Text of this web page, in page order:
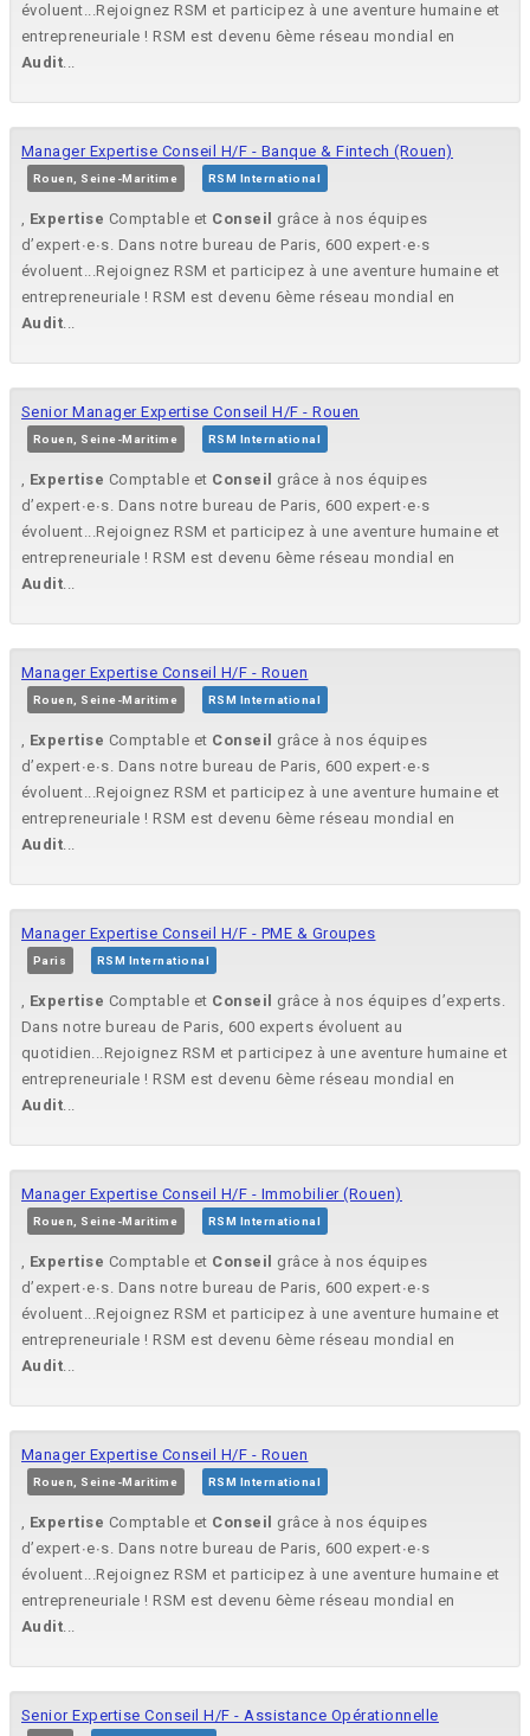
évoluent...Rejoignez RSM et participez à une aventure humaine et
entrepreneuriale ! RSM est devenu 6ème réseau mondial en
Audit...
Manager Expertise Conseil H/F - Banque & Fintech (Rouen)
Rouen, Seine-Maritime RSM International
, Expertise Comptable et Conseil
grâce à nos équipes
d’expert∙e∙s. Dans notre bureau de Paris, 600 expert∙e∙s
évoluent...Rejoignez RSM et participez à une aventure humaine et
entrepreneuriale ! RSM est devenu 6ème réseau mondial en
Audit...
Senior Manager Expertise Conseil H/F - Rouen
Rouen, Seine-Maritime RSM International
, Expertise Comptable et Conseil
grâce à nos équipes
d’expert∙e∙s. Dans notre bureau de Paris, 600 expert∙e∙s
évoluent...Rejoignez RSM et participez à une aventure humaine et
entrepreneuriale ! RSM est devenu 6ème réseau mondial en
Audit...
Manager Expertise Conseil H/F - Rouen
Rouen, Seine-Maritime RSM International
, Expertise Comptable et Conseil
grâce à nos équipes
d’expert∙e∙s. Dans notre bureau de Paris, 600 expert∙e∙s
évoluent...Rejoignez RSM et participez à une aventure humaine et
entrepreneuriale ! RSM est devenu 6ème réseau mondial en
Audit...
Manager Expertise Conseil H/F - PME & Groupes
Paris RSM International
, Expertise Comptable et Conseil
grâce à nos équipes d’experts.
Dans notre bureau de Paris, 600 experts évoluent au
quotidien...Rejoignez RSM et participez à une aventure humaine et
entrepreneuriale ! RSM est devenu 6ème réseau mondial en
Audit...
Manager Expertise Conseil H/F - Immobilier (Rouen)
Rouen, Seine-Maritime RSM International
, Expertise Comptable et Conseil
grâce à nos équipes
d’expert∙e∙s. Dans notre bureau de Paris, 600 expert∙e∙s
évoluent...Rejoignez RSM et participez à une aventure humaine et
entrepreneuriale ! RSM est devenu 6ème réseau mondial en
Audit...
Manager Expertise Conseil H/F - Rouen
Rouen, Seine-Maritime RSM International
, Expertise Comptable et Conseil
grâce à nos équipes
d’expert∙e∙s. Dans notre bureau de Paris, 600 expert∙e∙s
évoluent...Rejoignez RSM et participez à une aventure humaine et
entrepreneuriale ! RSM est devenu 6ème réseau mondial en
Audit...
Senior Expertise Conseil H/F - Assistance Opérationnelle